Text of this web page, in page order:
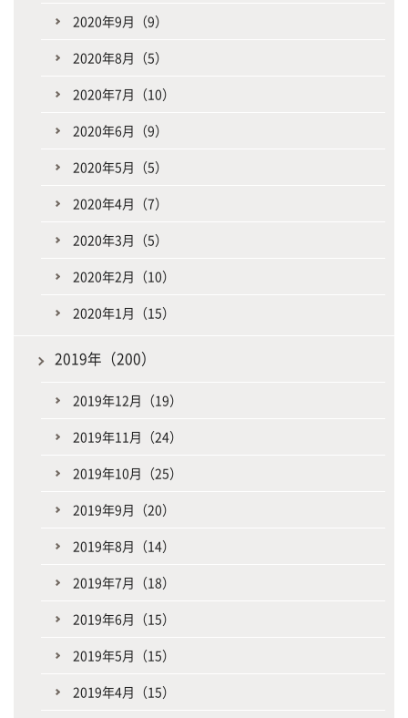
2020年9月（9）
2020年8月（5）
2020年7月（10）
2020年6月（9）
2020年5月（5）
2020年4月（7）
2020年3月（5）
2020年2月（10）
2020年1月（15）
2019年（200）
2019年12月（19）
2019年11月（24）
2019年10月（25）
2019年9月（20）
2019年8月（14）
2019年7月（18）
2019年6月（15）
2019年5月（15）
2019年4月（15）